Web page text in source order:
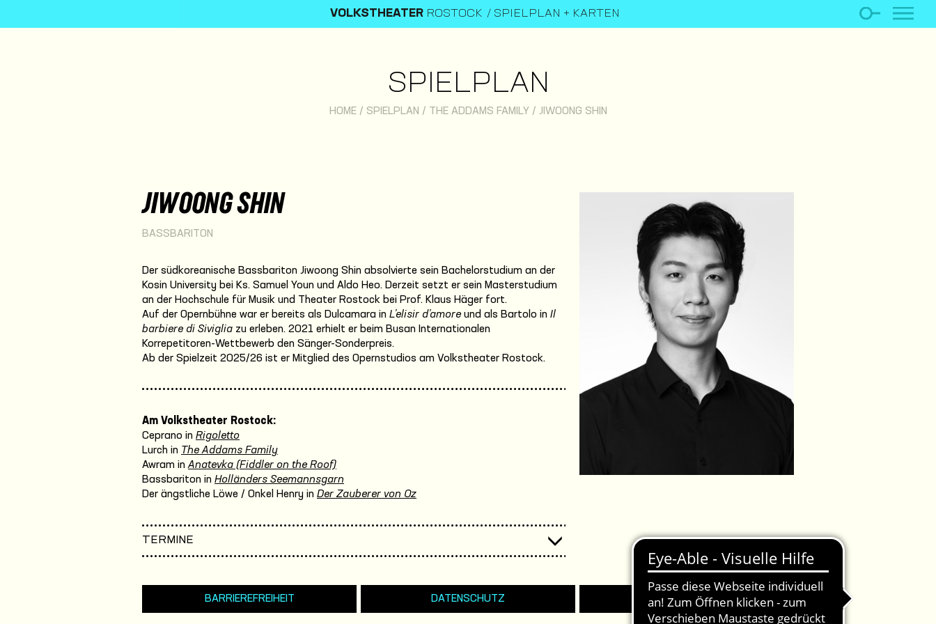
VOLKSTHEATER ROSTOCK SPIELPLAN + KARTEN
SPIELPLAN
HOME/ SPIELPLAN / THE ADDAMS FAMILY / JIWOONG SHIN
JIWOONG SHIN
BASSBARITON
Der südkoreanische Bassbariton Jiwoong Shin absolvierte sein Bachelorstudium an der
Kosin University bei Ks. Samuel Youn und Aldo Heo. Derzeit setzt er sein Masterstudium
an der Hochschule für Musik und Theater Rostock bei Prof. Klaus Häger fort.
Auf der Opernbühne war er bereits als Dulcamara in L’elisir d’amore und als Bartolo in Il
barbiere di Siviglia zu erleben. 2021 erhielt er beim Busan Internationalen
Korrepetitoren-Wettbewerb den Sänger-Sonderpreis.
Ab der Spielzeit 2025/26 ist er Mitglied des Opernstudios am Volkstheater Rostock.
Am Volkstheater Rostock:
Ceprano in Rigoletto
Lurch in The Addams Family
Awram in Anatevka (Fiddler on the Roof)
Bassbariton in Holländers Seemannsgarn
Der ängstliche Löwe / Onkel Henry in Der Zauberer von Oz
TERMINE
BARRIEREFREIHEIT DATENSCHUTZ IMPRESSUM